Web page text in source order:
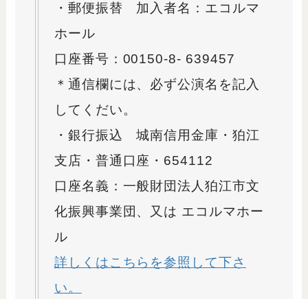
・郵便振替 加入者名：エコルマ
ホール
口座番号：00150-8- 639457
＊通信欄には、必ず公演名を記入
してくだい。
・銀行振込 城南信用金庫・狛江
支店・普通口座・654112
口座名義：一般財団法人狛江市文
化振興事業団、又は エコルマホー
ル
詳しくはこちらを参照して下さ
い。